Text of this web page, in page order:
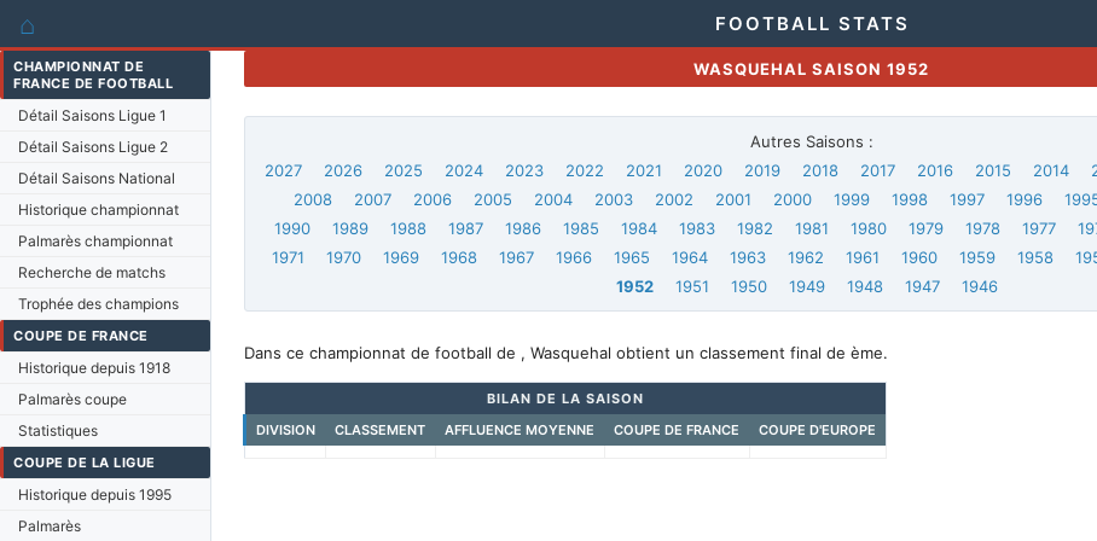
⌂ FOOTBALL STATS
CHAMPIONNAT DE
FRANCE DE FOOTBALL
Détail Saisons Ligue 1
Détail Saisons Ligue 2
Détail Saisons National
Historique championnat
Palmarès championnat
Recherche de matchs
Trophée des champions
COUPE DE FRANCE
Historique depuis 1918
Palmarès coupe
Statistiques
COUPE DE LA LIGUE
Historique depuis 1995
Palmarès
WASQUEHAL SAISON 1952
Autres Saisons :
2027
2026 2025 2024 2023 2022 2021 2020 2019 2018 2017 2016 2015 2014
2008
2007 2006 2005 2004 2003 2002 2001 2000 1999 1998 1997 1996
1990
1989 1988 1987 1986 1985 1984 1983 1982 1981 1980 1979 1978 1977
1971
1970 1969 1968 1967 1966 1965 1964 1963 1962 1961 1960 1959 1958
1952
1951 1950 1949 1948 1947 1946
Dans ce championnat de football de , Wasquehal obtient un classement final de ème.
BILAN DE LA SAISON
DIVISION
CLASSEMENT AFFLUENCE MOYENNE COUPE DE FRANCE COUPE D'EUROPE